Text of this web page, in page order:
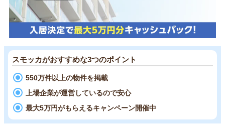
スモッカがおすすめな3つのポイント
550万件以上の物件を掲載
上場企業が運営しているので安心
最大5万円がもらえるキャンペーン開催中